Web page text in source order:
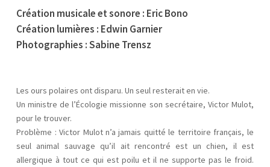
Création musicale et sonore : Eric Bono
Création lumières : Edwin Garnier
Photographies : Sabine Trensz
Les ours polaires ont disparu. Un seul resterait en vie.
Un ministre de l’Écologie missionne son secrétaire, Victor Mulot,
pour le trouver.
Problème : Victor Mulot n’a jamais quitté le territoire français, le
seul animal sauvage qu’il ait rencontré est un chien, il est
allergique à tout ce qui est poilu et il ne supporte pas le froid.